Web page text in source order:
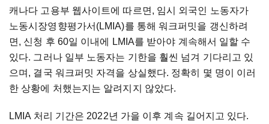
캐나다 고용부 웹사이트에 따르면, 임시 외국인 노동자가
노동시장영향평가서(LMIA)를 통해 워크퍼밋을 갱신하려
면, 신청 후 60일 이내에 LMIA를 받아야 계속해서 일할 수
있다. 그러나 일부 노동자는 기한을 훨씬 넘겨 기다리고 있
으며, 결국 워크퍼밋 자격을 상실했다. 정확히 몇 명이 이러
한 상황에 처했는지는 알려지지 않았다.
LMIA 처리 기간은 2022년 가을 이후 계속 길어지고 있다.